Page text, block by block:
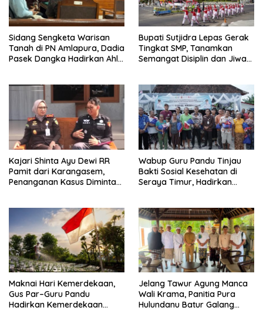
Sidang Sengketa Warisan
Tanah di PN Amlapura, Dadia
Pasek Dangka Hadirkan Ahli
Bupati Sutjidra Lepas Gerak
Tingkat SMP, Tanamkan
Semangat Disiplin dan Jiwa
Kajari Shinta Ayu Dewi RR
Pamit dari Karangasem,
Penanganan Kasus Diminta
Wabup Guru Pandu Tinjau
Bakti Sosial Kesehatan di
Seraya Timur, Hadirkan
Maknai Hari Kemerdekaan,
Gus Par–Guru Pandu
Hadirkan Kemerdekaan
Jelang Tawur Agung Manca
Wali Krama, Panitia Pura
Hulundanu Batur Galang